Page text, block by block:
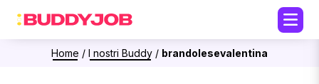
Home / I nostri Buddy / brandolesevalentina